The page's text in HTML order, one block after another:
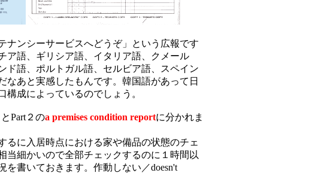
ンシーサービスへどうぞ」という広報です
ア語、ギリシア語、イタリア語、クメール
ド語、ポルトガル語、セルビア語、スペイン
あと実感したもんです。韓国語があって日
成によっているのでしょう。
とPart２のa premises condition reportに分かれま
に入居時点における家や備品の状態のチェ
当細かいので全部チェックするのに１時間以
を書いておきます。作動しない／doesn't